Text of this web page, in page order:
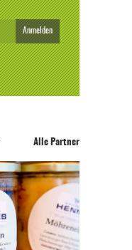
Anmelden
Alle Partner